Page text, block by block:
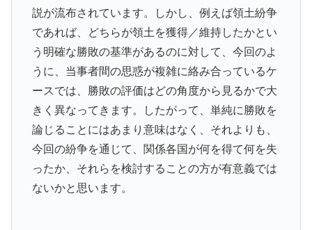
説が流布されています。しかし、例えば領土紛争
であれば、どちらが領土を獲得／維持したかとい
う明確な勝敗の基準があるのに対して、今回のよ
うに、当事者間の思惑が複雑に絡み合っているケ
ースでは、勝敗の評価はどの角度から見るかで大
きく異なってきます。したがって、単純に勝敗を
論じることにはあまり意味はなく、それよりも、
今回の紛争を通じて、関係各国が何を得て何を失
ったか、それらを検討することの方が有意義では
ないかと思います。